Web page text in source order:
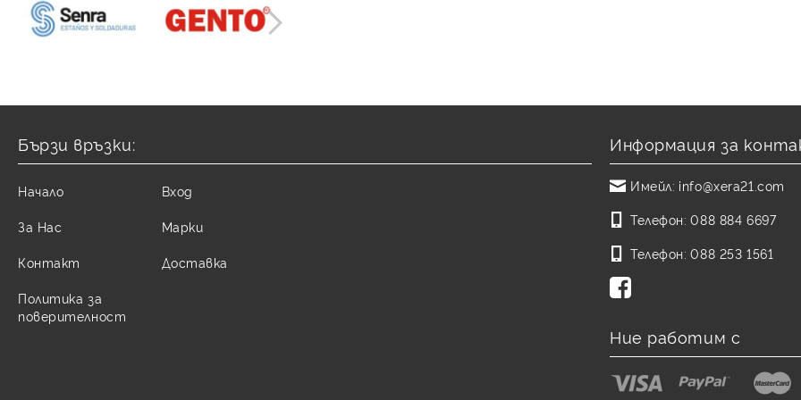
Бързи връзки:
Начало
За Нас
Контакт
Политика за
поверителност
Вход
Марки
Доставка
Информация за
Имейл: info@xera21.com
Телефон: 088 884 6697
Телефон: 088 253 1561
Ние работим с